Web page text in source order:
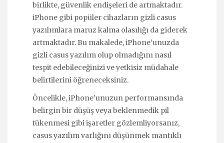
birlikte, güvenlik endişeleri de artmaktadır.
iPhone gibi popüler cihazların gizli casus
yazılımlara maruz kalma olasılığı da giderek
artmaktadır. Bu makalede, iPhone’unuzda
gizli casus yazılım olup olmadığını nasıl
tespit edebileceğinizi ve yetkisiz müdahale
belirtilerini öğreneceksiniz.
Öncelikle, iPhone’unuzun performansında
belirgin bir düşüş veya beklenmedik pil
tükenmesi gibi işaretler gözlemliyorsanız,
casus yazılım varlığını düşünmek mantıklı